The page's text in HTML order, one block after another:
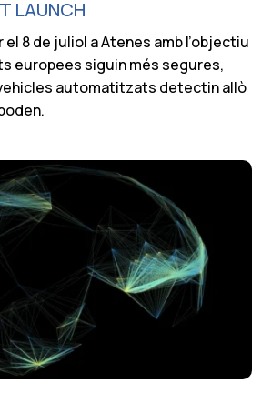
LAUNCH
el 8 de juliol a Atenes amb l’objectiu
europees siguin més segures,
automatitzats detectin allò